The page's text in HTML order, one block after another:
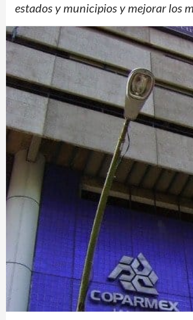
estados y municipios y mejorar los